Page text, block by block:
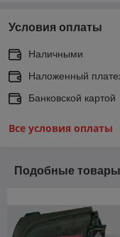
Условия оплаты
Наличными
Наложенный
Банковской картой
Все условия оплаты
Подобные